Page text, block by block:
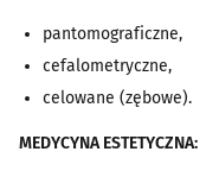
pantomograficzne,
cefalometryczne,
celowane (zębowe).
MEDYCYNA ESTETYCZNA: